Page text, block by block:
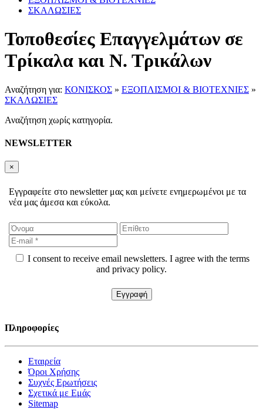
ΣΚΑΛΩΣΙΕΣ
Τοποθεσίες Επαγγελμάτων σε
Τρίκαλα και Ν. Τρικάλων
Αναζήτηση για: ΚΟΝΙΣΚΟΣ » ΕΞΟΠΛΙΣΜΟΙ & ΒΙΟΤΕΧΝΙΕΣ »
ΣΚΑΛΩΣΙΕΣ
Αναζήτηση χωρίς κατηγορία.
NEWSLETTER
×
Εγγραφείτε στο newsletter μας και μείνετε ενημερωμένοι με τα
νέα μας άμεσα και εύκολα.
I consent to receive email newsletters. I agree with the terms
and privacy policy.
Πληροφορίες
Εταιρεία
Όροι Χρήσης
Συχνές Ερωτήσεις
Σχετικά με Εμάς
Sitemap